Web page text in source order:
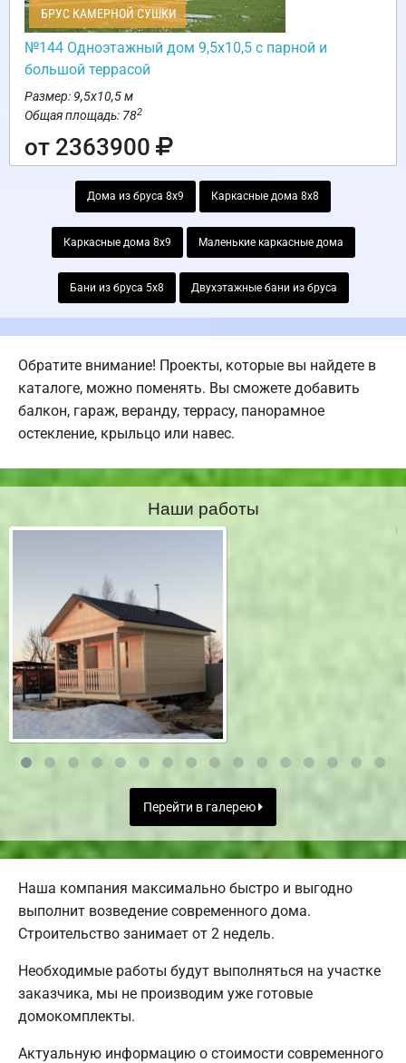
БРУС КАМЕРНОЙ СУШКИ
№144 Одноэтажный дом 9,5х10,5 с парной и
большой террасой
Размер: 9,5х10,5 м
Общая площадь: 782
от 2363900
Дома из бруса 8х9 Каркасные дома 8х8
Каркасные дома 8х9 Маленькие каркасные дома
Бани из бруса 5х8 Двухэтажные бани из бруса
Обратите внимание! Проекты, которые вы найдете в
каталоге, можно поменять. Вы сможете добавить
балкон, гараж, веранду, террасу, панорамное
остекление, крыльцо или навес.
Наши работы
Перейти в галерею
Наша компания максимально быстро и выгодно
выполнит возведение современного дома.
Строительство занимает от 2 недель.
Необходимые работы будут выполняться на участке
заказчика, мы не производим уже готовые
домокомплекты.
Актуальную информацию о стоимости современного